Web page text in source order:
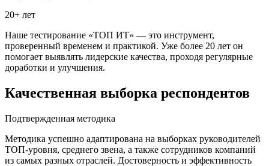
20+ лет
Наше тестирование «ТОП ИТ» — это инструмент,
проверенный временем и практикой. Уже более 20 лет он
помогает выявлять лидерские качества, проходя регулярные
доработки и улучшения.
Качественная выборка респондентов
Подтвержденная методика
Методика успешно адаптирована на выборках руководителей
ТОП-уровня, среднего звена, а также сотрудников компаний
из самых разных отраслей. Достоверность и эффективность